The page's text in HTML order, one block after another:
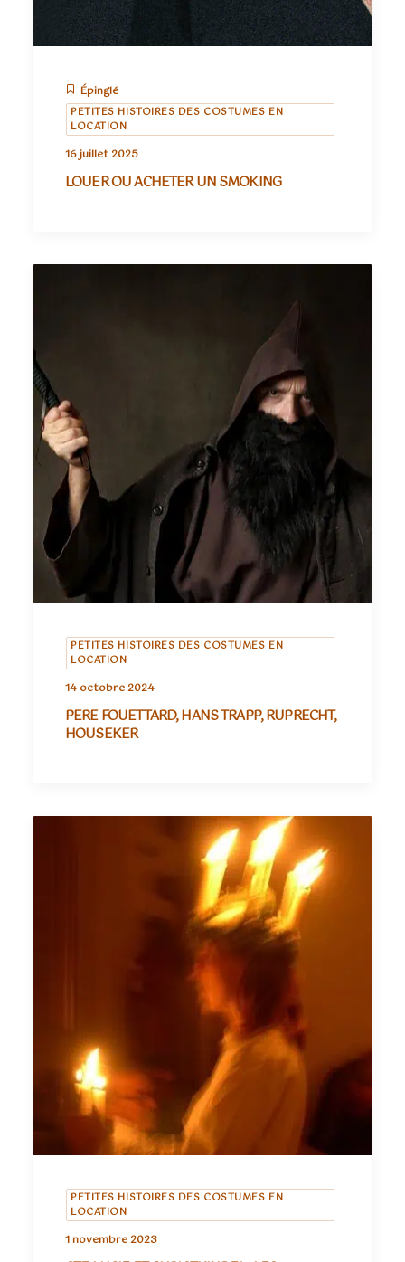
Épinglé
PETITES HISTOIRES DES COSTUMES EN
LOCATION
16 juillet 2025
LOUER OU ACHETER UN SMOKING
PETITES HISTOIRES DES COSTUMES EN
LOCATION
14 octobre 2024
PERE FOUETTARD, HANS TRAPP, RUPRECHT,
HOUSEKER
PETITES HISTOIRES DES COSTUMES EN
LOCATION
1 novembre 2023